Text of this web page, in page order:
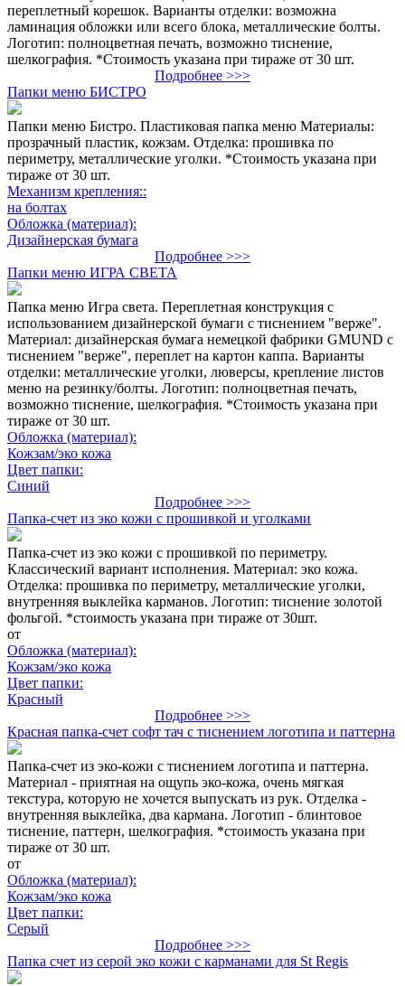
переплетный корешок. Варианты отделки: возможна
ламинация обложки или всего блока, металлические болты.
Логотип: полноцветная печать, возможно тиснение,
шелкография. *Стоимость указана при тираже от 30 шт.
Подробнее >>>
Папки меню БИСТРО
Папки меню Бистро. Пластиковая папка меню Материалы:
прозрачный пластик, кожзам. Отделка: прошивка по
периметру, металлические уголки. *Стоимость указана при
тираже от 30 шт.
Механизм крепления::
на болтах
Обложка (материал):
Дизайнерская бумага
Подробнее >>>
Папки меню ИГРА СВЕТА
Папка меню Игра света. Переплетная конструкция с
использованием дизайнерской бумаги с тиснением "верже".
Материал: дизайнерская бумага немецкой фабрики GMUND с
тиснением "верже", переплет на картон каппа. Варианты
отделки: металлические уголки, люверсы, крепление листов
меню на резинку/болты. Логотип: полноцветная печать,
возможно тиснение, шелкография. *Стоимость указана при
тираже от 30 шт.
Обложка (материал):
Кожзам/эко кожа
Цвет папки:
Синий
Подробнее >>>
Папка-счет из эко кожи с прошивкой и уголками
Папка-счет из эко кожи с прошивкой по периметру.
Классический вариант исполнения. Материал: эко кожа.
Отделка: прошивка по периметру, металлические уголки,
внутренняя выклейка карманов. Логотип: тиснение золотой
фольгой. *стоимость указана при тираже от 30шт.
от
Обложка (материал):
Кожзам/эко кожа
Цвет папки:
Красный
Подробнее >>>
Красная папка-счет софт тач с тиснением логотипа и паттерна
Папка-счет из эко-кожи с тиснением логотипа и паттерна.
Материал - приятная на ощупь эко-кожа, очень мягкая
текстура, которую не хочется выпускать из рук. Отделка -
внутренняя выклейка, два кармана. Логотип - блинтовое
тиснение, паттерн, шелкография. *стоимость указана при
тираже от 30 шт.
от
Обложка (материал):
Кожзам/эко кожа
Цвет папки:
Серый
Подробнее >>>
Папка счет из серой эко кожи с карманами для St Regis